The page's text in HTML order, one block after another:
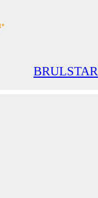
BRULSTAR